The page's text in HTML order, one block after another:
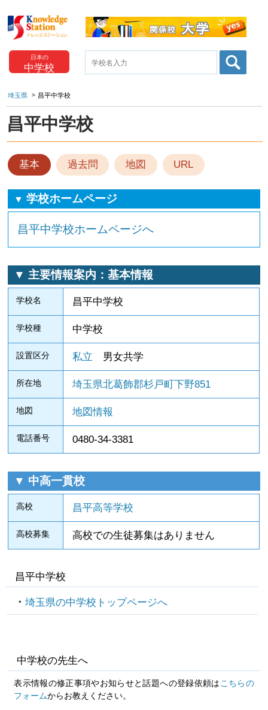
日本の
中学校
埼玉県 昌平中学校
昌平中学校
基本 過去問 地図 URL
▼ 学校ホームページ
昌平中学校ホームページへ
▼ 主要情報案内：基本情報
学校名 昌平中学校
学校種 中学校
設置区分 私立 男女共学
所在地 埼玉県北葛飾郡杉戸町下野851
地図 地図情報
電話番号 0480-34-3381
▼ 中高一貫校
高校 昌平高等学校
高校募集 高校での生徒募集はありません
昌平中学校
埼玉県の中学校トップページへ
中学校の先生へ
表示情報の修正事項やお知らせと話題への登録依頼は こちらの
フォームからお教えください。